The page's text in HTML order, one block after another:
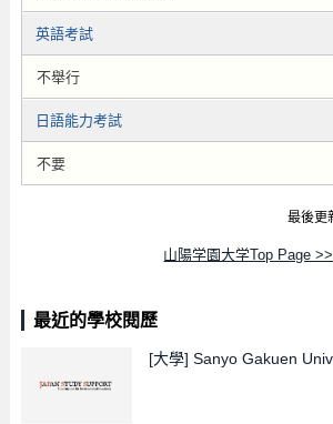
英語考試
不舉行
日語能力考試
不要
最後更
山陽学園大学Top Page >>
最近的學校閱歷
[大學] Sanyo Gakuen